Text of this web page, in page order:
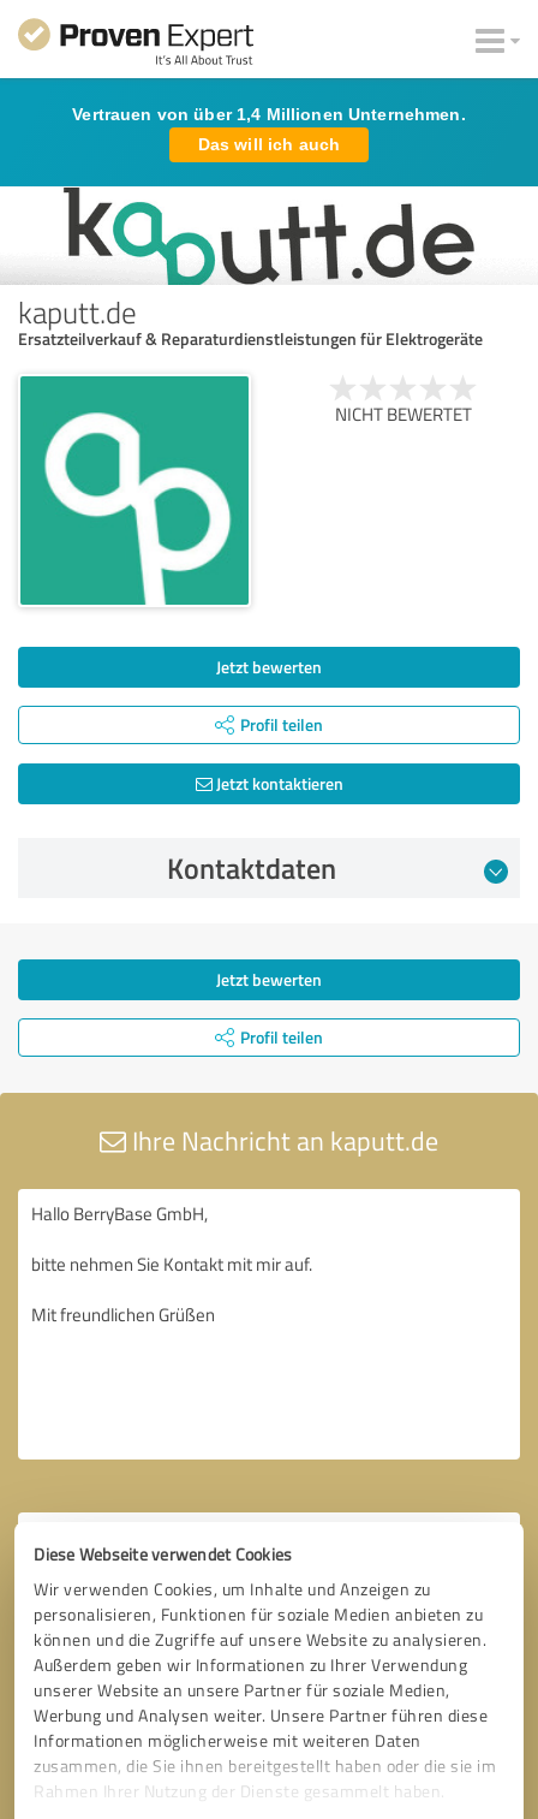
Diese Webseite verwendet Cookies
Wir verwenden Cookies, um Inhalte und Anzeigen zu
personalisieren, Funktionen für soziale Medien anbieten zu
können und die Zugriffe auf unsere Website zu analysieren.
Außerdem geben wir Informationen zu Ihrer Verwendung
unserer Website an unsere Partner für soziale Medien,
Werbung und Analysen weiter. Unsere Partner führen diese
Informationen möglicherweise mit weiteren Daten
zusammen, die Sie ihnen bereitgestellt haben oder die sie im
Rahmen Ihrer Nutzung der Dienste gesammelt haben.
Vertrauen von über 1,4 Millionen Unternehmen.
Das will ich auch
kaputt.de
Ersatzteilverkauf & Reparaturdienstleistungen für Elektrogeräte
NICHT BEWERTET
Jetzt bewerten
Profil teilen
Jetzt kontaktieren
Kontaktdaten
Jetzt bewerten
Profil teilen
Ihre Nachricht an kaputt.de
Bitte um Rückruf * Erforderliche Angaben
Nachricht senden
Ich stimme den Datenschutzbestimmungen zu.